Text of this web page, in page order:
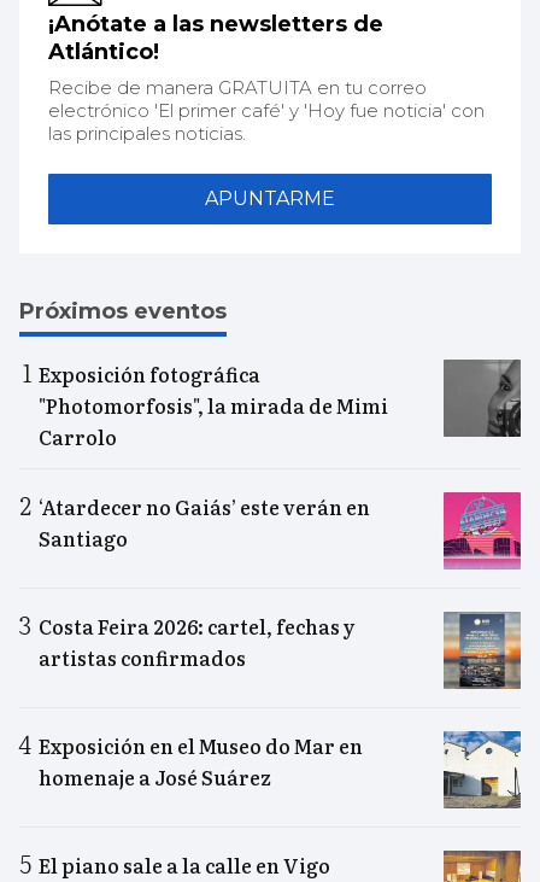
¡Anótate a las newsletters de
Atlántico!
Recibe de manera GRATUITA en tu correo
electrónico 'El primer café' y 'Hoy fue noticia' con
las principales noticias.
APUNTARME
Próximos eventos
Exposición fotográfica
"Photomorfosis", la mirada de Mimi
Carrolo
‘Atardecer no Gaiás’ este verán en
Santiago
Costa Feira 2026: cartel, fechas y
artistas confirmados
Exposición en el Museo do Mar en
homenaje a José Suárez
El piano sale a la calle en Vigo